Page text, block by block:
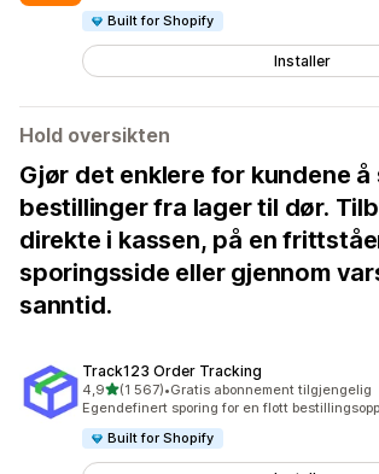
Built for Shopify
Installer
Hold oversikten
Gjør det enklere for kundene å
bestillinger fra lager til dør.
direkte i kassen, på en
sporingsside eller gjennom
sanntid.
Track123 Order Tracking
4,9av 5 stjerner
(1 567)
Totalt 1567 omtaler
•Gratis abonnement tilgjengelig
Egendefinert sporing for en flott
Built for Shopify